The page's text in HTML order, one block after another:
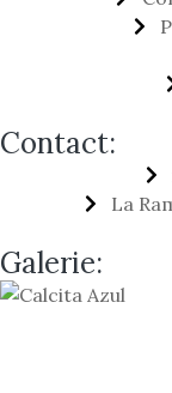
Contact:
La
Galerie: